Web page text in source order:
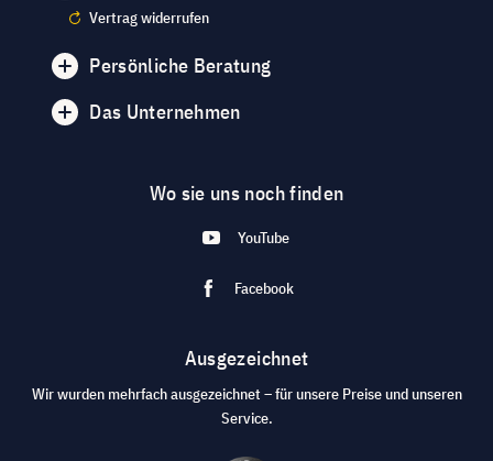
Vertrag widerrufen
Persönliche Beratung
Das Unternehmen
Wo sie uns noch finden
YouTube
Facebook
Ausgezeichnet
Wir wurden mehrfach ausgezeichnet – für unsere Preise und unseren
Service.